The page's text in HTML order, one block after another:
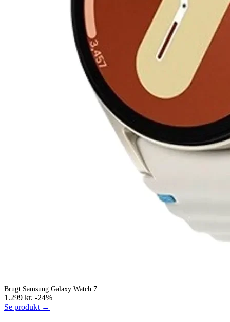
Brugt Samsung Galaxy Watch 7
1.299 kr. -24%
Se produkt →